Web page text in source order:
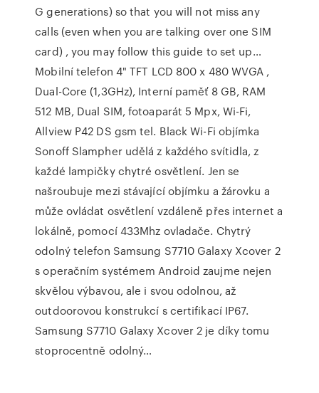
G generations) so that you will not miss any
calls (even when you are talking over one SIM
card) , you may follow this guide to set up…
Mobilní telefon 4" TFT LCD 800 x 480 WVGA ,
Dual-Core (1,3GHz), Interní paměť 8 GB, RAM
512 MB, Dual SIM, fotoaparát 5 Mpx, Wi-Fi,
Allview P42 DS gsm tel. Black Wi-Fi objímka
Sonoff Slampher udělá z každého svítidla, z
každé lampičky chytré osvětlení. Jen se
našroubuje mezi stávající objímku a žárovku a
může ovládat osvětlení vzdáleně přes internet a
lokálně, pomocí 433Mhz ovladače. Chytrý
odolný telefon Samsung S7710 Galaxy Xcover 2
s operačním systémem Android zaujme nejen
skvělou výbavou, ale i svou odolnou, až
outdoorovou konstrukcí s certifikací IP67.
Samsung S7710 Galaxy Xcover 2 je díky tomu
stoprocentně odolný…